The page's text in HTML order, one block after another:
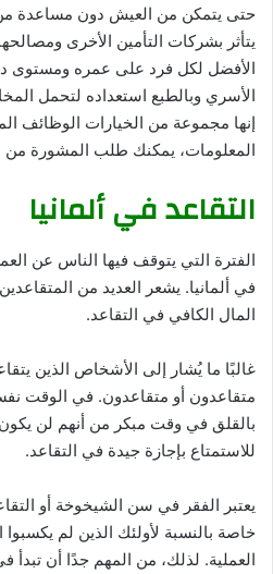
حتى يتمكن من العيش دون مساعدة من
يتأثر بشركات التأمين الأخرى
الأفضل لكل فرد على عمره ومستوى
الأسري وبالطبع استعداده لتحمل
إنها مجموعة من الخيارات الوظائف
المعلومات، يمكنك طلب المشورة من
التقاعد في ألمانيا
الفترة التي يتوقف فيها الناس عن
في ألمانيا. يشعر العديد من
المال الكافي في التقاعد.
غالبًا ما يُشار إلى الأشخاص الذين
متقاعدون أو متقاعدون. في الوقت
بالقلق في وقت مبكر من أنهم لن
للاستمتاع بإجازة جيدة في التقاعد.
يعتبر الفقر في سن الشيخوخة أو
خاصة بالنسبة لأولئك الذين لم يكسبوا
العملية. لذلك، من المهم جدًا أن تبدأ